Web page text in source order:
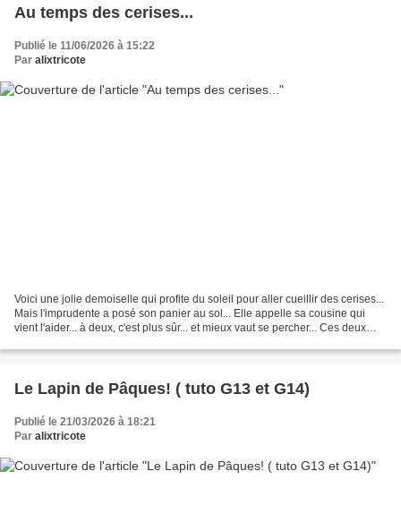
Au temps des cerises...
Publié le 11/06/2026 à 15:22
Par alixtricote
Voici une jolie demoiselle qui profite du soleil pour aller cueillir des cerises...
Mais l'imprudente a posé son panier au sol... Elle appelle sa cousine qui
vient l'aider... à deux, c'est plus sûr... et mieux vaut se percher... Ces deux
Le Lapin de Pâques! ( tuto G13 et G14)
Publié le 21/03/2026 à 18:21
Par alixtricote